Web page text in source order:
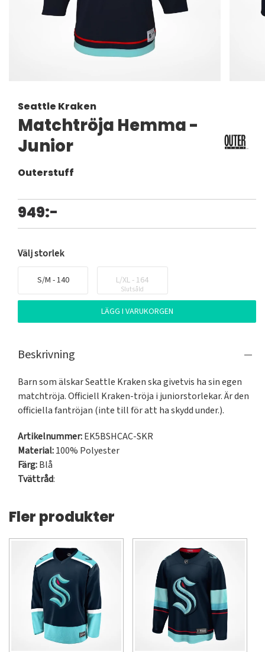
Seattle Kraken
Matchtröja Hemma -
Junior
Outerstuff
949:-
Välj storlek
S/M - 140 L/XL - 164
Slutsåld
LÄGG I VARUKORGEN
Beskrivning
Barn som älskar Seattle Kraken ska givetvis ha sin egen
matchtröja. Officiell Kraken-tröja i juniorstorlekar. Är den
officiella fantröjan (inte till för att ha skydd under.).
Artikelnummer:EK5BSHCAC-SKR
Material:100% Polyester
Färg:Blå
Tvättråd:
Fler produkter